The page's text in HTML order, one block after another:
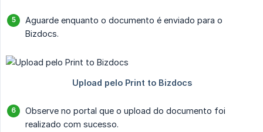
Aguarde enquanto o documento é enviado para o
Bizdocs.
Observe no portal que o upload do documento foi
realizado com sucesso.